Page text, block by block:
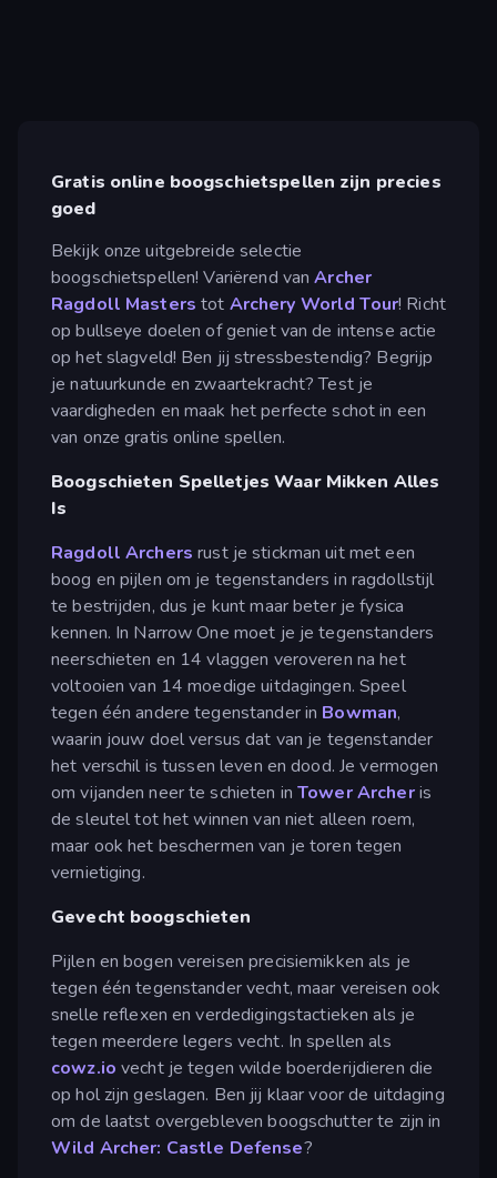
Gratis online boogschietspellen zijn precies
goed
Bekijk onze uitgebreide selectie
boogschietspellen! Variërend vanArcher
Ragdoll Masters tot Archery World Tour! Richt
op bullseye doelen of geniet van de intense actie
op het slagveld! Ben jij stressbestendig? Begrijp
je natuurkunde en zwaartekracht? Test je
vaardigheden en maak het perfecte schot in een
van onze gratis online spellen.
Boogschieten Spelletjes Waar Mikken Alles
Is
Ragdoll Archersrust je stickman uit met een
boog en pijlen om je tegenstanders in ragdollstijl
te bestrijden, dus je kunt maar beter je fysica
kennen. In Narrow One moet je je tegenstanders
neerschieten en 14 vlaggen veroveren na het
voltooien van 14 moedige uitdagingen. Speel
tegen één andere tegenstander in Bowman,
waarin jouw doel versus dat van je tegenstander
het verschil is tussen leven en dood. Je vermogen
om vijanden neer te schieten inTower Archeris
de sleutel tot het winnen van niet alleen roem,
maar ook het beschermen van je toren tegen
vernietiging.
Gevecht boogschieten
Pijlen en bogen vereisen precisiemikken als je
tegen één tegenstander vecht, maar vereisen ook
snelle reflexen en verdedigingstactieken als je
tegen meerdere legers vecht. In spellen als
cowz.io vecht je tegen wilde boerderijdieren die
op hol zijn geslagen. Ben jij klaar voor de uitdaging
om de laatst overgebleven boogschutter te zijn in
Wild Archer: Castle Defense?